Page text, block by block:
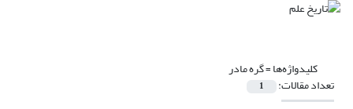
کلیدواژه‌ها =گره مادر
تعداد مقالات: 1